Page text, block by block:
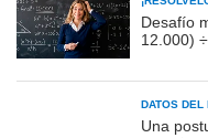
Desafío
12.000)
DATOS DEL
Una